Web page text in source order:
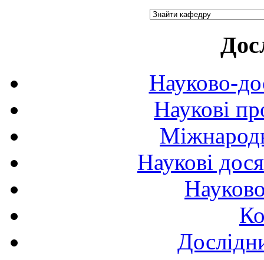
Науково-
Наукові
Наукові